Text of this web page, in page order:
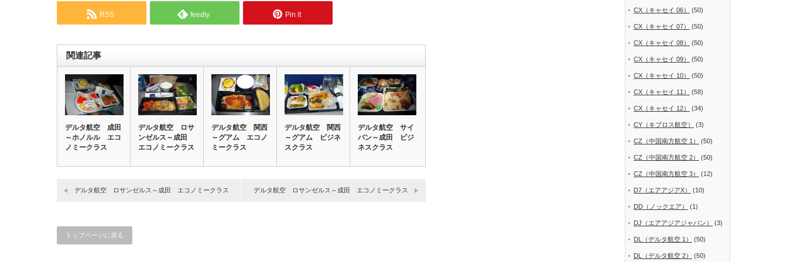
RSS feedly Pin it
関連記事
デルタ航空 成田
～ホノルル エコ
ノミークラス
デルタ航空 ロサ
ンゼルス～成田
エコノミークラス
デルタ航空 関西
～グアム エコノ
ミークラス
デルタ航空 関西
～グアム ビジネ
スクラス
デルタ航空 サイ
パン～成田 ビジ
ネスクラス
デルタ航空 ロサンゼルス～成田 エコノミークラス デルタ航空 ロサンゼルス～成田 エコノミークラス
トップページに戻る
CX（キャセイ 06） (50)
CX（キャセイ 07） (50)
CX（キャセイ 08） (50)
CX（キャセイ 09） (50)
CX（キャセイ 10） (50)
CX（キャセイ 11） (58)
CX（キャセイ 12） (34)
CY（キプロス航空） (3)
CZ（中国南方航空 1） (50)
CZ（中国南方航空 2） (50)
CZ（中国南方航空 3） (12)
D7（エアアジアX） (10)
DD（ノックエア） (1)
DJ（エアアジアジャパン） (3)
DL（デルタ航空 1） (50)
DL（デルタ航空 2） (50)